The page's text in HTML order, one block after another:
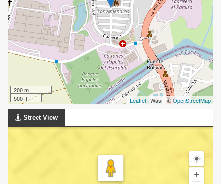
200 m
500 ft
Leaflet | Wasi - ©OpenStreetMap
Street View